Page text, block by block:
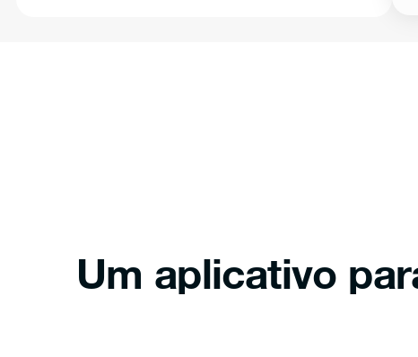
Um aplicativo